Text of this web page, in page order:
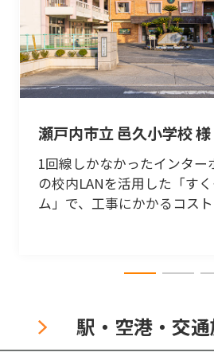
瀬戸内市立 邑久小学校 様
1回線しかなかったインター
の校内LANを活用した「す
ム」で、工事にかかるコス
駅・空港・交